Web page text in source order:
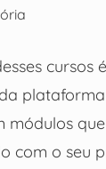
cursos
plataforma
módulos
com o seu